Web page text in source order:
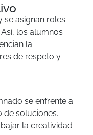
se asignan roles
los alumnos
la
de respeto y
se enfrente a
de soluciones.
la creatividad